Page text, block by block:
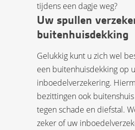
tijdens een dagje weg?
Uw spullen
buitenhuisdekking
Gelukkig kunt u zich wel
een buitenhuisdekking op
inboedelverzekering.
bezittingen ook
tegen schade en diefstal.
zeker of uw